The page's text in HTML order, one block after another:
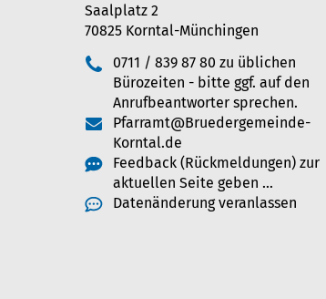
Saalplatz 2
70825 Korntal-Münchingen
0711 / 839 87 80 zu üblichen
Bürozeiten - bitte ggf. auf den
Anrufbeantworter sprechen.
Pfarramt@Bruedergemeinde-
Korntal.de
Feedback (Rückmeldungen) zur
aktuellen Seite geben …
Datenänderung veranlassen